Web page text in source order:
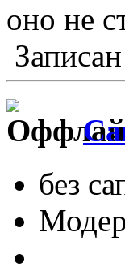
оно не
Записан
без